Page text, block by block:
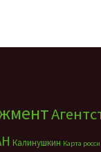
Калинушкин Карта